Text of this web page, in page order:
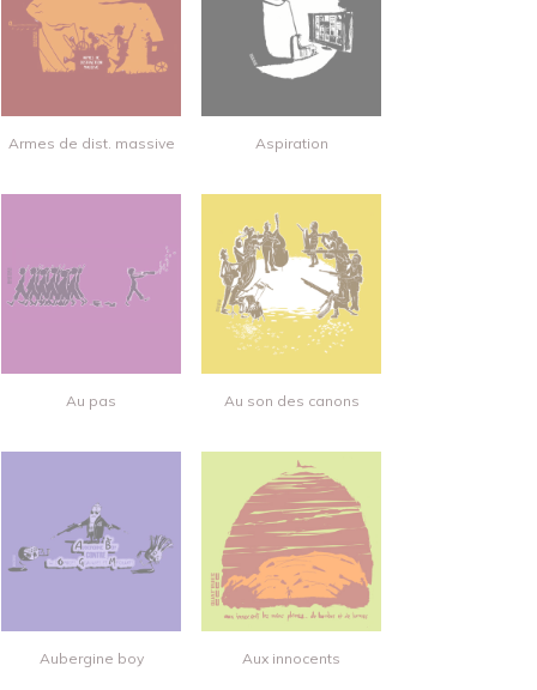
Armes de dist. massive Aspiration
Au pas Au son des canons
Aubergine boy Aux innocents